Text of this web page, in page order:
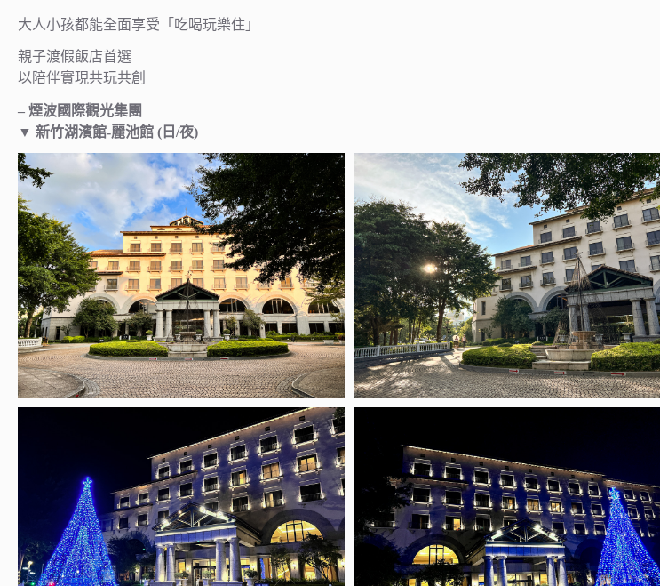
大人小孩都能全面享受「吃喝玩樂住」
親子渡假飯店首選
以陪伴實現共玩共創
– 煙波國際觀光集團
▼ 新竹湖濱館-麗池館 (日/夜)